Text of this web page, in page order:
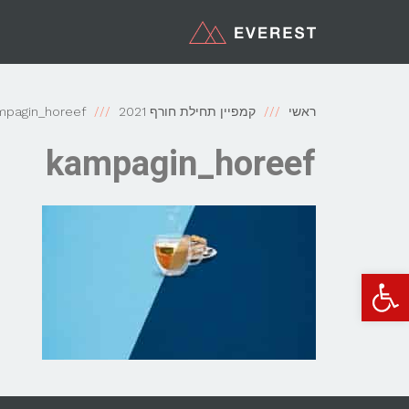
פתח סרגל נגישות
ראשי קמפיין תחילת חורף 2021
kampagin_horeef